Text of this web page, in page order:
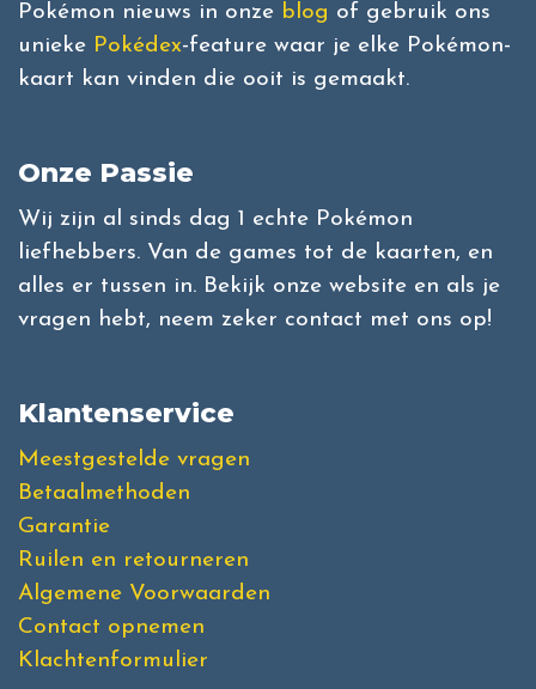
Pokémon nieuws in onze blog of gebruik ons
unieke Pokédex-feature waar je elke Pokémon-
kaart kan vinden die ooit is gemaakt.
Onze Passie
Wij zijn al sinds dag 1 echte Pokémon
liefhebbers. Van de games tot de kaarten, en
alles er tussen in. Bekijk onze website en als je
vragen hebt, neem zeker contact met ons op!
Klantenservice
Meestgestelde vragen
Betaalmethoden
Garantie
Ruilen en retourneren
Algemene Voorwaarden
Contact opnemen
Klachtenformulier